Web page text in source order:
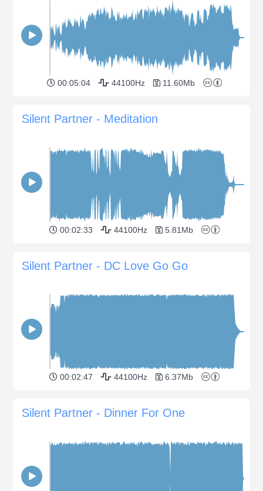
00:05:04 44100Hz 11.60Mb
Silent Partner - Meditation
00:02:33 44100Hz 5.81Mb
Silent Partner - DC Love Go Go
00:02:47 44100Hz 6.37Mb
Silent Partner - Dinner For One